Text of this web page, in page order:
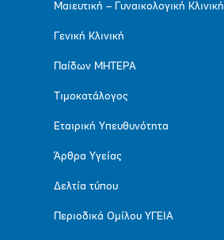
Μαιευτική – Γυναικολογική Κλινική
Γενική Κλινική
Παίδων ΜΗΤΕΡΑ
Τιμοκατάλογος
Εταιρική Υπευθυνότητα
Άρθρα Υγείας
Δελτία τύπου
Περιοδικά Ομίλου ΥΓΕΙΑ